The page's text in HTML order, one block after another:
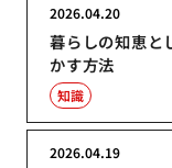
暮らしの知恵と
かす方法
2026.04.20
知識
2026.04.19